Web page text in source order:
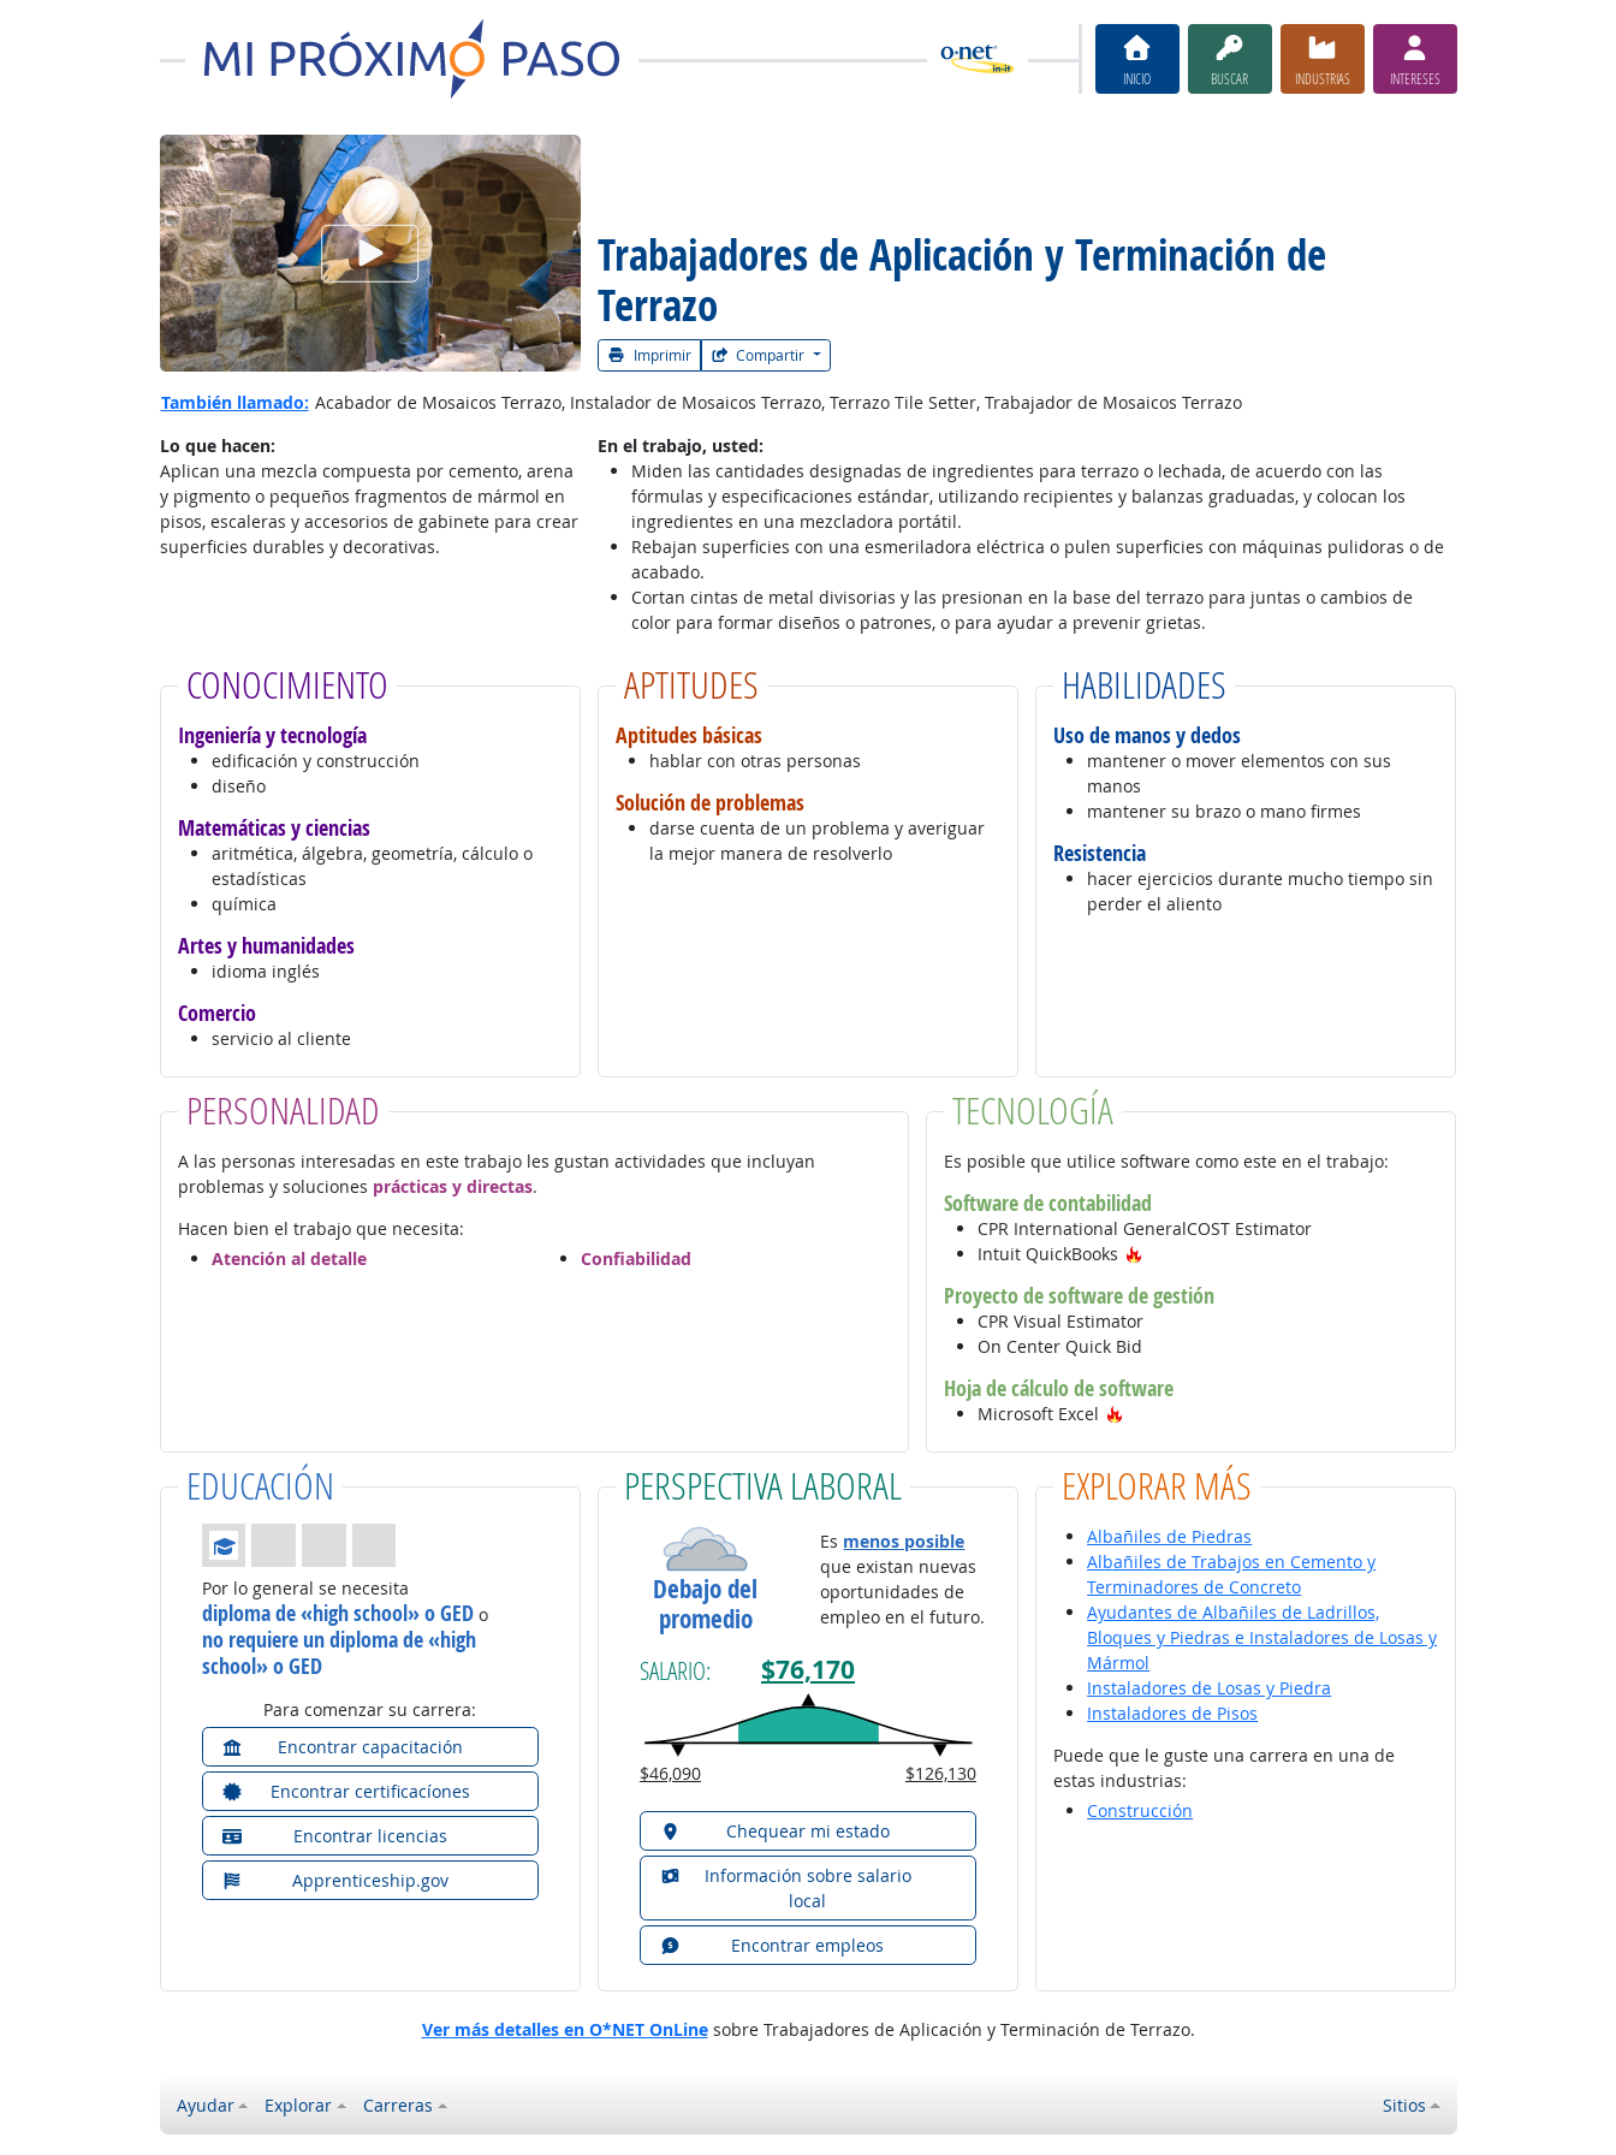
INICIO BUSCAR INDUSTRIAS INTERESES
Trabajadores de Aplicación y Terminación de
Terrazo
Imprimir Compartir
Ver el vίdeo de la carrera
También llamado: Acabador de Mosaicos Terrazo, Instalador de Mosaicos Terrazo, Terrazo Tile Setter, Trabajador de Mosaicos Terrazo
Lo que hacen:
Aplican una mezcla compuesta por cemento, arena
y pigmento o pequeños fragmentos de mármol en
pisos, escaleras y accesorios de gabinete para crear
superficies durables y decorativas.
En el trabajo, usted:
Miden las cantidades designadas de ingredientes para terrazo o lechada, de acuerdo con las
fórmulas y especificaciones estándar, utilizando recipientes y balanzas graduadas, y colocan los
ingredientes en una mezcladora portátil.
Rebajan superficies con una esmeriladora eléctrica o pulen superficies con máquinas pulidoras o de
acabado.
Cortan cintas de metal divisorias y las presionan en la base del terrazo para juntas o cambios de
color para formar diseños o patrones, o para ayudar a prevenir grietas.
CONOCIMIENTO
Ingeniería y tecnología
edificación y construcción
diseño
Matemáticas y ciencias
aritmética, álgebra, geometría, cálculo o
estadísticas
química
Artes y humanidades
idioma inglés
Comercio
servicio al cliente
APTITUDES
Aptitudes básicas
hablar con otras personas
Solución de problemas
darse cuenta de un problema y averiguar
la mejor manera de resolverlo
HABILIDADES
Uso de manos y dedos
mantener o mover elementos con sus
manos
mantener su brazo o mano firmes
Resistencia
hacer ejercicios durante mucho tiempo sin
perder el aliento
PERSONALIDAD
A las personas interesadas en este trabajo les gustan actividades que incluyan
problemas y soluciones prácticas y directas.
Hacen bien el trabajo que necesita:
Atención al detalle
Confiabilidad
TECNOLOGÍA
Es posible que utilice software como este en el trabajo:
Software de contabilidad
CPR International GeneralCOST Estimator
Intuit QuickBooks
Proyecto de software de gestión
CPR Visual Estimator
On Center Quick Bid
Hoja de cálculo de software
Microsoft Excel
EDUCACIÓN
Educación: (Calificación 1 de 4)
Por lo general se necesita
diploma de «high school» o GEDo
no requiere un diploma de «high
school» o GED
Para comenzar su carrera:
Encontrar capacitación
Encontrar certificacíones
Encontrar licencias
Apprenticeship.gov
PERSPECTIVA LABORAL
Debajo del
promedio
Es menos posible
que existan nuevas
oportunidades de
empleo en el futuro.
SALARIO: $76,170
$46,090 $126,130
Chequear mi estado
Información sobre salario
local
Encontrar empleos
EXPLORAR MÁS
Albañiles de Piedras
Albañiles de Trabajos en Cemento y
Terminadores de Concreto
Ayudantes de Albañiles de Ladrillos,
Bloques y Piedras e Instaladores de Losas y
Mármol
Instaladores de Losas y Piedra
Instaladores de Pisos
Puede que le guste una carrera en una de
estas industrias:
Construcción
Ver más detalles en O*NET OnLinesobre Trabajadores de Aplicación y Terminación de Terrazo.
Ayudar Explorar Carreras Sitios